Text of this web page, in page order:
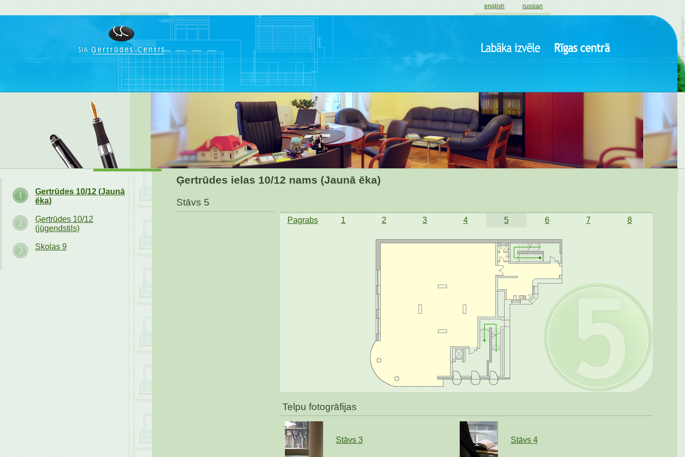
english russian
Ģertrūdes 10/12 (Jaunā
ēka)
Ģertrūdes 10/12
(jūgendstils)
Skolas 9
Ģertrūdes ielas 10/12 nams (Jaunā ēka)
Stāvs 5
Pagrabs 1 2 3 4 5 6 7 8
Telpu fotogrāfijas
Stāvs3 Stāvs4